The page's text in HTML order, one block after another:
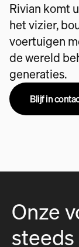
Rivian komt
het vizier,
voertuigen
de wereld
generaties.
Blijf in
Onze